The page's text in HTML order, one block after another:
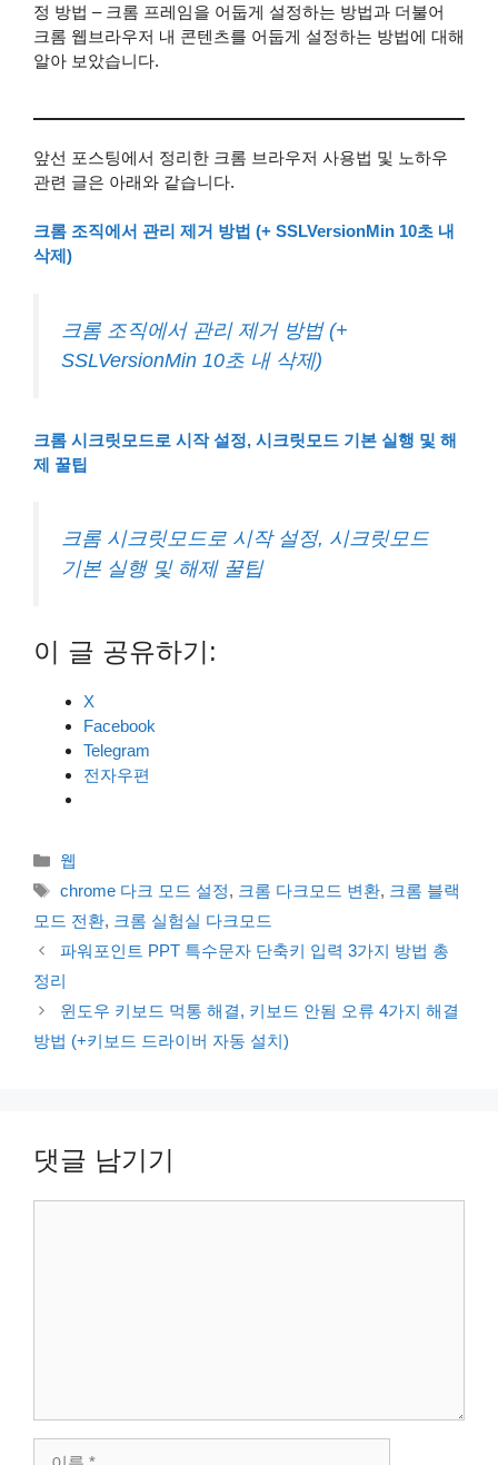
정 방법 – 크롬 프레임을 어둡게 설정하는 방법과 더불어
크롬 웹브라우저 내 콘텐츠를 어둡게 설정하는 방법에 대해
알아 보았습니다.
앞선 포스팅에서 정리한 크롬 브라우저 사용법 및 노하우
관련 글은 아래와 같습니다.
크롬 조직에서 관리 제거 방법 (+ SSLVersionMin 10초 내
삭제)
크롬 조직에서 관리 제거 방법 (+
SSLVersionMin 10초 내 삭제)
크롬 시크릿모드로 시작 설정, 시크릿모드 기본 실행 및 해
제 꿀팁
크롬 시크릿모드로 시작 설정, 시크릿모드
기본 실행 및 해제 꿀팁
이 글 공유하기:
X
Facebook
Telegram
전자우편
카
테
리
웹
태
그
chrome 다크 모드 설정, 크롬 다크모드 변환, 크롬 블랙
모드 전환, 크롬 실험실 다크모드
파워포인트 PPT 특수문자 단축키 입력 3가지 방법 총
정리
윈도우 키보드 먹통 해결, 키보드 안됨 오류 4가지 해결
방법 (+키보드 드라이버 자동 설치)
댓글 남기기